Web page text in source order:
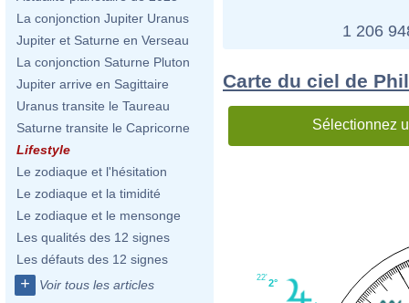
La conjonction Jupiter Uranus
Jupiter et Saturne en Verseau
La conjonction Saturne Pluton
Jupiter arrive en Sagittaire
Uranus transite le Taureau
Saturne transite le Capricorne
Lifestyle
Le zodiaque et l'hésitation
Le zodiaque et la timidité
Le zodiaque et le mensonge
Les qualités des 12 signes
Les défauts des 12 signes
+ Voir tous les articles
1 206
Carte du ciel de
Sélectionnez
2°
22'